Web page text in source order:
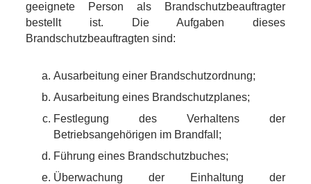
geeignete Person als Brandschutzbeauftragter
bestellt ist.
Die Aufgaben dieses
Brandschutzbeauftragten sind:
Ausarbeitung einer Brandschutzordnung;
Ausarbeitung eines Brandschutzplanes;
Festlegung des Verhaltens der
Betriebsangehörigen im Brandfall;
Führung eines Brandschutzbuches;
Überwachung der Einhaltung der